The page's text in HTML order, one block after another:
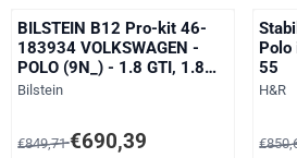
BILSTEIN B12 Pro-kit 46-
183934 VOLKSWAGEN -
POLO (9N_) - 1.8 GTI, 1.8
GTi Cup Edition 110 -132
Merk:
Bilstein
Van 849,71 voor 690,39, exclusief btw:
€849,71€690,39
Polo
55
Merk:
H&R
Van